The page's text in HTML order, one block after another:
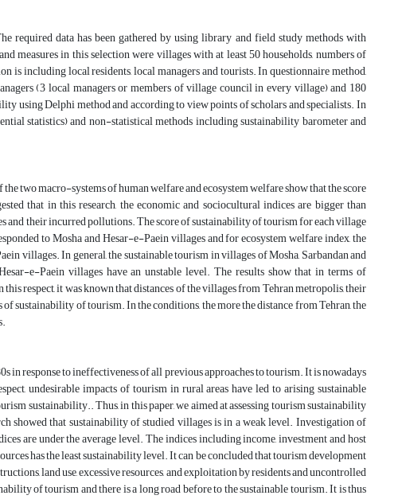
required data has been gathered by using library and field study methods with
measures in this selection were villages with at least 50 households, numbers of
including local residents, local managers and tourists. In questionnaire method,
(3 local managers or members of village council in every village) and 180
using Delphi method and according to view points of scholars and specialists. In
statistics) and non-statistical methods including sustainability barometer and
two macro-systems of human welfare and ecosystem welfare show that the score
that in this research, the economic and sociocultural indices are bigger than
their incurred pollutions. The score of sustainability of tourism for each village
to Mosha and Hesar-e-Paein villages and for ecosystem welfare index, the
villages. In general, the sustainable tourism in villages of Mosha, Sarbandan and
e-Paein villages have an unstable level. The results show that in terms of
respect, it was known that distances of the villages from Tehran metropolis, their
sustainability of tourism. In the conditions, the more the distance from Tehran, the
in response to ineffectiveness of all previous approaches to tourism. It is nowadays
undesirable impacts of tourism in rural areas have led to arising sustainable
sustainability.. Thus, in this paper, we aimed at assessing tourism sustainability
showed that sustainability of studied villages is in a weak level. Investigation of
are under the average level. The indices including income, investment and host
has the least sustainability level. It can be concluded that tourism development
land use, excessive resources, and exploitation by residents and uncontrolled
of tourism and there is a long road before to the sustainable tourism. It is thus